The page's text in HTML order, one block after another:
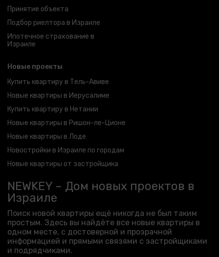
NEWKEY – Дом новых проектов в
Израиле
Поиск новой квартиры ещё никогда не был таким
простым. Здесь вы найдёте все новые квартиры в
одном месте, с достоверной и прозрачной
информацией и прямыми связями с застройщиками
и подрядчиками.
Новые проекты
Купить квартиру в Тель-Авиве
Новые квартиры в Иерусалиме
Купить квартиру в Нетании
Новые квартиры в Ришон-ле-Ционе
Новые квартиры в Лоде
Новостройки в Израиле по городам
Новые квартиры от застройщика
Принятие объекта
Подбор риелтора в Израиле
Ипотечное страхование в
Израиле